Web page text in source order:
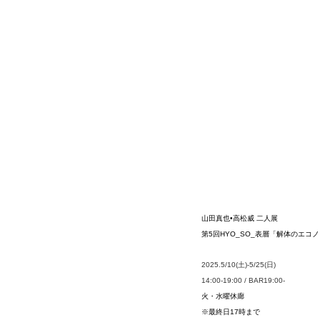
山田真也•高松威 二人展
第5回HYO_SO_表層「解体のエコ
2025.5/10(土)-5/25(日)
14:00-19:00 / BAR19:00-
火・水曜休廊
※最終日17時まで